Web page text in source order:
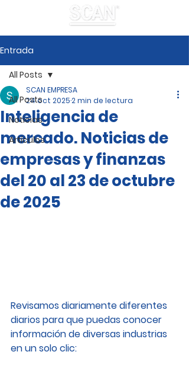
Entrada
All Posts
Noticias
Artículos
All Posts
Inteligencia de
mercado. Noticias de
empresas y finanzas
del 20 al 23 de octubre
de 2025
SCAN EMPRESA
24 oct 20252 min de lectura
Revisamos diariamente diferentes
diarios para que puedas conocer
información de diversas industrias
en un solo clic: